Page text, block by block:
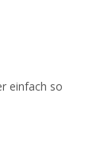
einfach so